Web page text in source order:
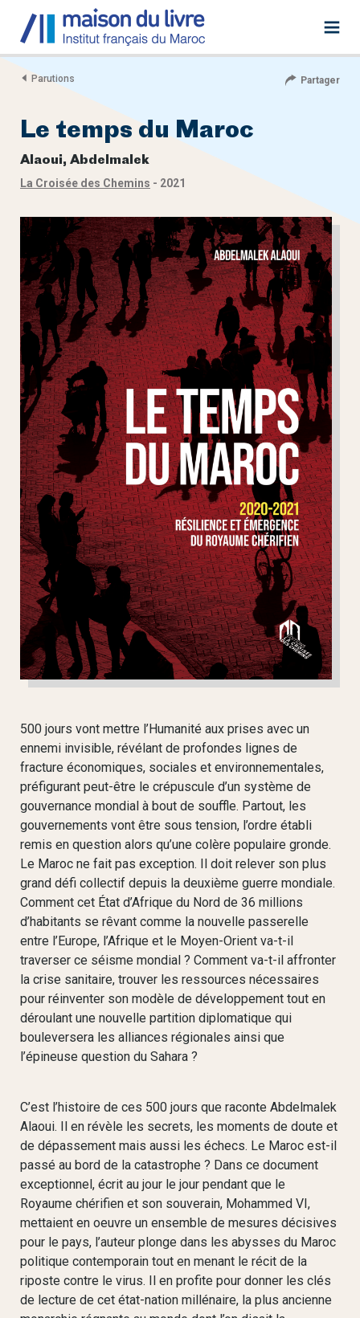
Parutions Partager
Le temps du Maroc
Alaoui, Abdelmalek
La Croisée des Chemins - 2021
500 jours vont mettre l’Humanité aux prises avec un
ennemi invisible, révélant de profondes lignes de
fracture économiques, sociales et environnementales,
préfigurant peut-être le crépuscule d’un système de
gouvernance mondial à bout de souffle. Partout, les
gouvernements vont être sous tension, l’ordre établi
remis en question alors qu’une colère populaire gronde.
Le Maroc ne fait pas exception. Il doit relever son plus
grand défi collectif depuis la deuxième guerre mondiale.
Comment cet État d’Afrique du Nord de 36 millions
d’habitants se rêvant comme la nouvelle passerelle
entre l’Europe, l’Afrique et le Moyen-Orient va-t-il
traverser ce séisme mondial ? Comment va-t-il affronter
la crise sanitaire, trouver les ressources nécessaires
pour réinventer son modèle de développement tout en
déroulant une nouvelle partition diplomatique qui
bouleversera les alliances régionales ainsi que
l’épineuse question du Sahara ?
C’est l’histoire de ces 500 jours que raconte Abdelmalek
Alaoui. Il en révèle les secrets, les moments de doute et
de dépassement mais aussi les échecs. Le Maroc est-il
passé au bord de la catastrophe ? Dans ce document
exceptionnel, écrit au jour le jour pendant que le
Royaume chérifien et son souverain, Mohammed VI,
mettaient en oeuvre un ensemble de mesures décisives
pour le pays, l’auteur plonge dans les abysses du Maroc
politique contemporain tout en menant le récit de la
riposte contre le virus. Il en profite pour donner les clés
de lecture de cet état-nation millénaire, la plus ancienne